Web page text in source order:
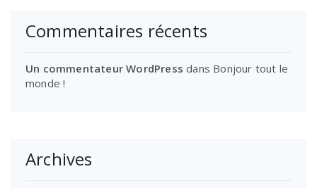
Commentaires récents
Un commentateur WordPress dans Bonjour tout le
monde !
Archives